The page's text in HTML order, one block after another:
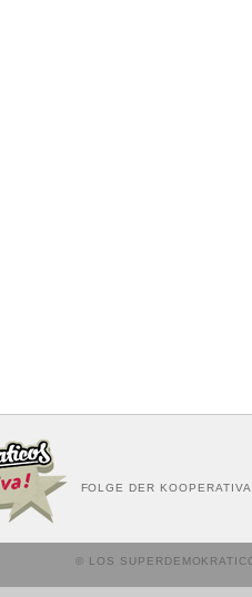
FOLGE DER
© LOS